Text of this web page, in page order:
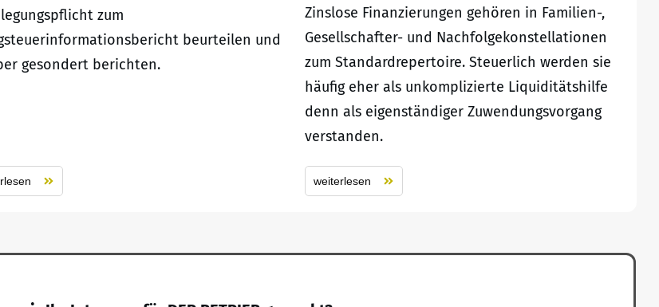
zum
beurteilen und
gesondert berichten.
Zinslose Finanzierungen gehören in Familien-,
Gesellschafter- und Nachfolgekonstellationen
zum Standardrepertoire. Steuerlich werden sie
häufig eher als unkomplizierte Liquiditätshilfe
denn als eigenständiger Zuwendungsvorgang
verstanden.
weiterlesen